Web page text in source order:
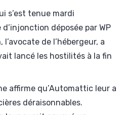
s’est tenue mardi
déposée par WP
l’avocate de l’hébergeur, a
lancé les hostilités à la fin
affirme qu’Automattic leur a
déraisonnables.